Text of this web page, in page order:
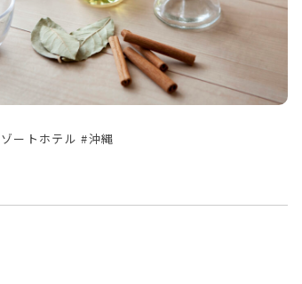
ートホテル #沖縄